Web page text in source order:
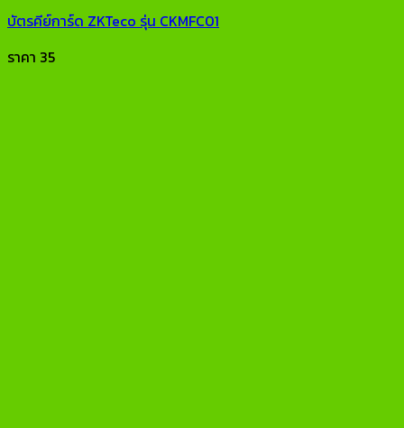
บัตรคีย์การ์ด ZKTeco รุ่น CKMFC01
ราคา 35